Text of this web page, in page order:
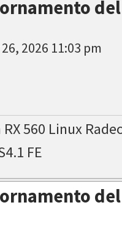
2026 11:03 pm
RX 560 Linux
FE